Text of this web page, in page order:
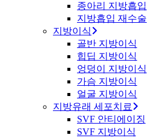
종아리 지방흡입
지방흡입 재수술
지방이식
골반 지방이식
힙딥 지방이식
엉덩이 지방이식
가슴 지방이식
얼굴 지방이식
지방유래 세포치료
SVF 안티에이징
SVF 지방이식